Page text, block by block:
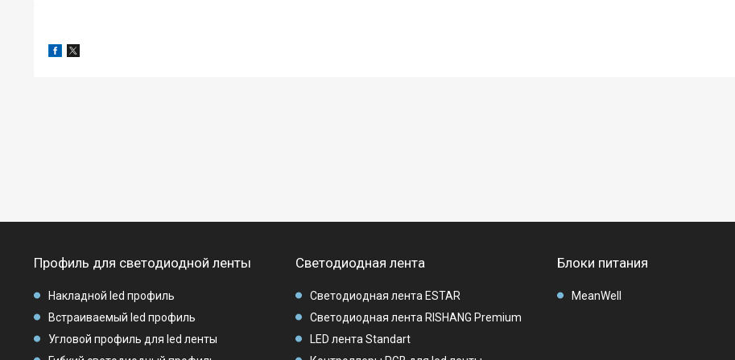
Профиль для светодиодной ленты
Накладной led профиль
Встраиваемый led профиль
Угловой профиль для led ленты
Светодиодная лента
Светодиодная лента ESTAR
Светодиодная лента RISHANG Premium
LED лента Standart
Блоки питания
MeanWell